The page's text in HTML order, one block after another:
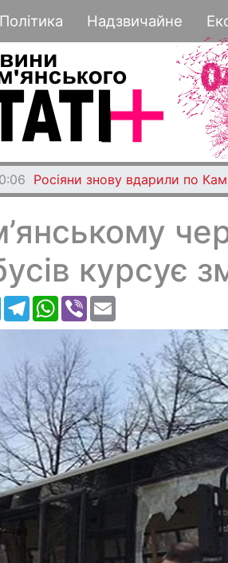
навигация
Політика Надзвичайне
Росіяни знову вдарили по
курсує
TwitterTelegramWhatsApp
Viber